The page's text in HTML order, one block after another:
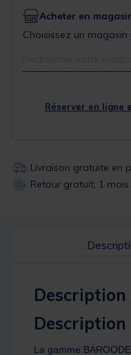
Acheter en
Choisissez un
Réserver en ligne
Livraison gratuite en
Retour gratuit, 1
Description
La gamme